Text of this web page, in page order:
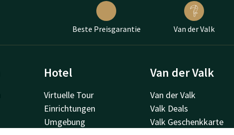
Beste Preisgarantie Van der Valk
Hotel
Virtuelle Tour
Einrichtungen
Umgebung
Van der Valk
Van der Valk
Valk Deals
Valk Geschenkkarte